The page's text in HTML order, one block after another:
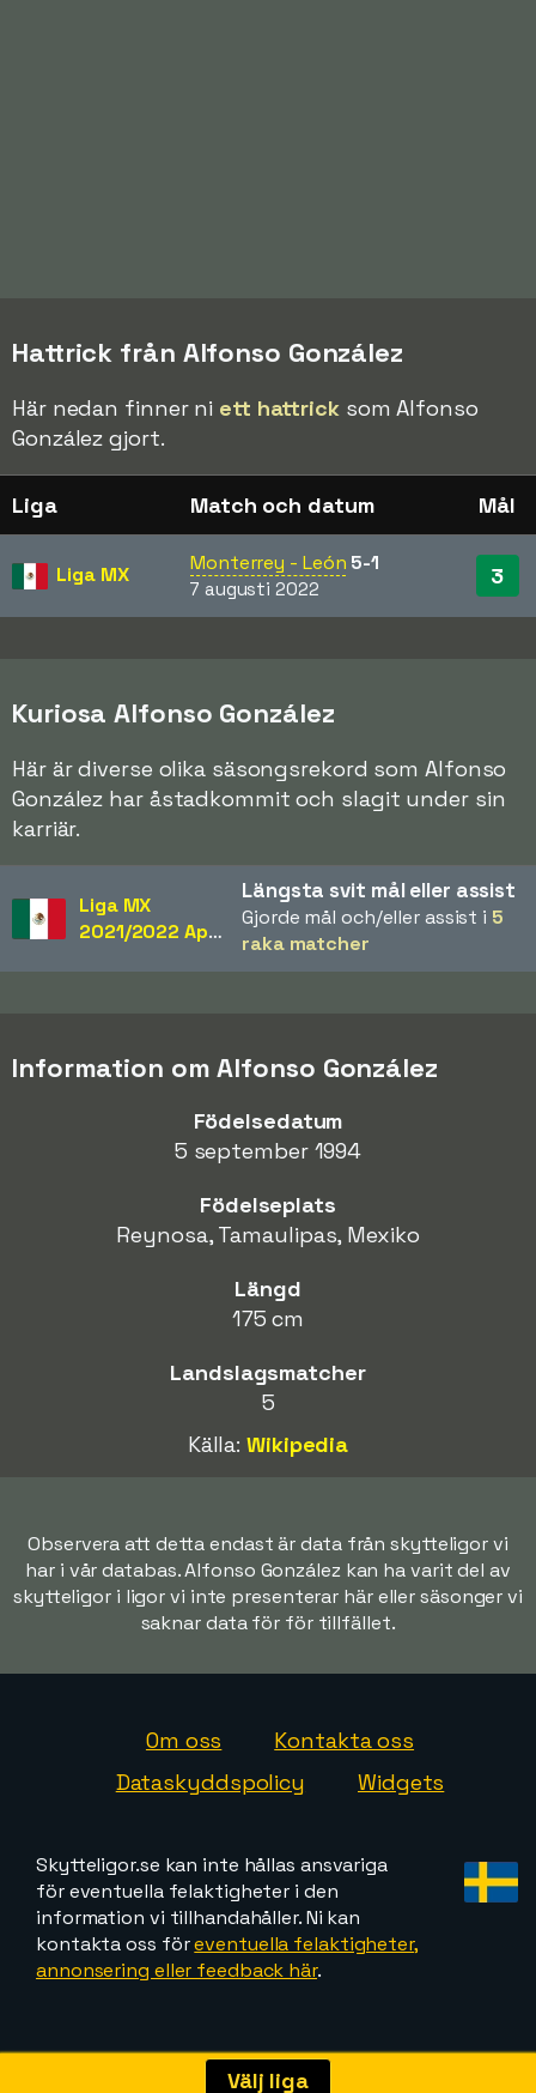
Hattrick från Alfonso González
Här nedan finner ni ett hattricksom Alfonso
González gjort.
Liga Match och datum Mål
Liga MX Monterrey - León 5-1
7 augusti 2022 3
Kuriosa Alfonso González
Här är diverse olika säsongsrekord som Alfonso
González har åstadkommit och slagit under sin
karriär.
Liga MX
2021/2022 Apertura
Längsta svit mål eller assist
Gjorde mål och/eller assist i 5
raka matcher
Information om Alfonso González
Födelsedatum
5 september 1994
Födelseplats
Reynosa, Tamaulipas, Mexiko
Längd
175 cm
Landslagsmatcher
5
Källa:Wikipedia
Observera att detta endast är data från skytteligor vi
har i vår databas. Alfonso González kan ha varit del av
skytteligor i ligor vi inte presenterar här eller säsonger vi
saknar data för för tillfället.
Om oss
Kontakta oss
Dataskyddspolicy
Widgets
Skytteligor.se kan inte hållas ansvariga
för eventuella felaktigheter i den
information vi tillhandahåller. Ni kan
kontakta oss föreventuella felaktigheter,
annonsering eller feedback här.
Välj liga